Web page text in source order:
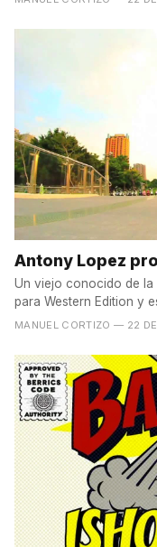
Antony Lopez
Un viejo conocido de la
para Western Edition y
MANUEL CORTIZO — 22 DE